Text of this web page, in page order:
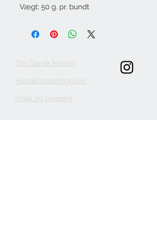
Vægt: 50 g. pr. bundt
Om Dansk Mohair
Handelsebetingelser
Fragt og levering